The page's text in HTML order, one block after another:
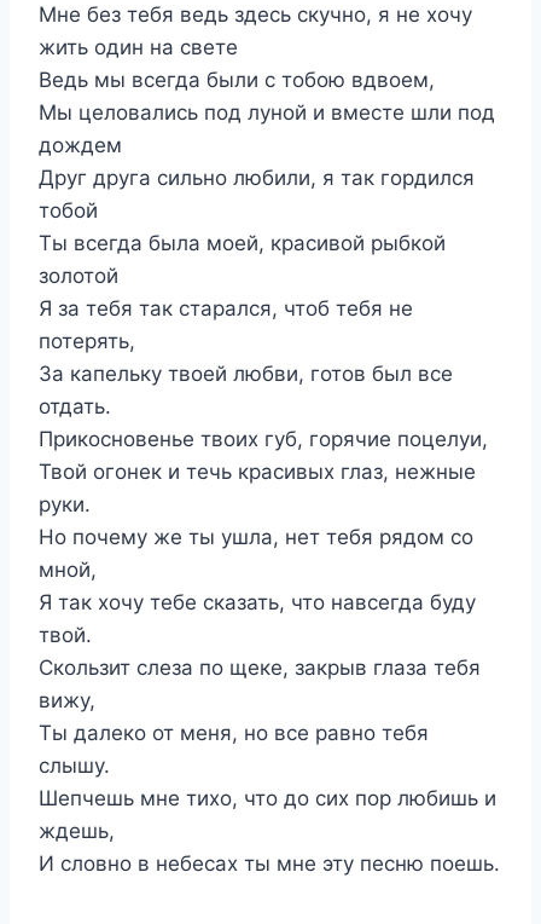
Мне без тебя ведь здесь скучно, я не хочу
жить один на свете
Ведь мы всегда были с тобою вдвоем,
Мы целовались под луной и вместе шли под
дождем
Друг друга сильно любили, я так гордился
тобой
Ты всегда была моей, красивой рыбкой
золотой
Я за тебя так старался, чтоб тебя не
потерять,
За капельку твоей любви, готов был все
отдать.
Прикосновенье твоих губ, горячие поцелуи,
Твой огонек и течь красивых глаз, нежные
руки.
Но почему же ты ушла, нет тебя рядом со
мной,
Я так хочу тебе сказать, что навсегда буду
твой.
Скользит слеза по щеке, закрыв глаза тебя
вижу,
Ты далеко от меня, но все равно тебя
слышу.
Шепчешь мне тихо, что до сих пор любишь и
ждешь,
И словно в небесах ты мне эту песню поешь.